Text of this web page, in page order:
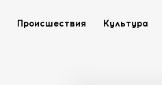
Происшествия Культура